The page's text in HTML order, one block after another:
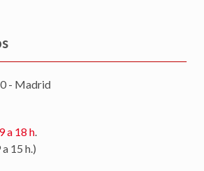
- Madrid
a 18 h
15 h.)